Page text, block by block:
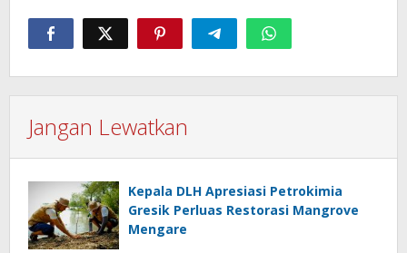
Jangan Lewatkan
Kepala DLH Apresiasi Petrokimia
Gresik Perluas Restorasi Mangrove
Mengare